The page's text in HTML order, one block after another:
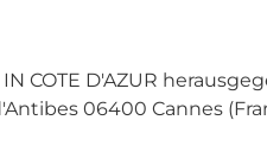
COTE D'AZUR
06400 Cannes